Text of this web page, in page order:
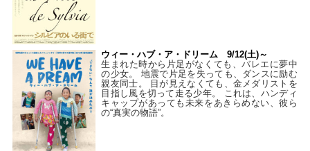
ウィー・ハブ・ア・ドリーム 9/12(土)～
生まれた時から片足がなくても、バレエに夢中
の少女。 地震で片足を失っても、ダンスに励む
親友同士。 目が見えなくても、金メダリストを
目指し風を切って走る少年。 これは、ハンディ
キャップがあっても未来をあきらめない、彼ら
の“真実の物語”。